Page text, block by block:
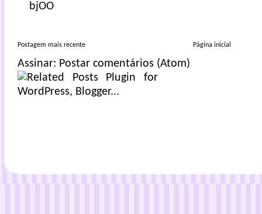
bjOO
Postagem mais recente Página inicial
Assinar: Postar comentários (Atom)